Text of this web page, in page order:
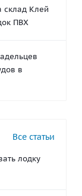
склад Клей
ПВХ
в
Все статьи
лодку